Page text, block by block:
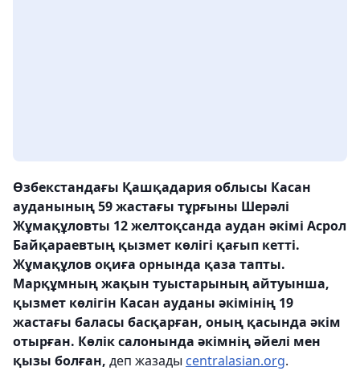
Өзбекстандағы Қашқадария облысы Касан
ауданының 59 жастағы тұрғыны Шерәлі
Жұмақұловты 12 желтоқсанда аудан әкімі Асрол
Байқараевтың қызмет көлігі қағып кетті.
Жұмақұлов оқиға орнында қаза тапты.
Марқұмның жақын туыстарының айтуынша,
қызмет көлігін Касан ауданы әкімінің 19
жастағы баласы басқарған, оның қасында әкім
отырған. Көлік салонында әкімнің әйелі мен
қызы болған, деп жазады centralasian.org.